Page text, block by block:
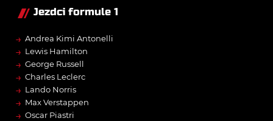
Jezdci formule 1
→ Andrea Kimi Antonelli
→ Lewis Hamilton
→ George Russell
→ Charles Leclerc
→ Lando Norris
→ Max Verstappen
→ Oscar Piastri